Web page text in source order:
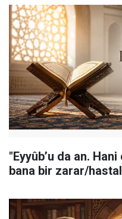
"Eyyûb’u da an.
bana bir zarar/